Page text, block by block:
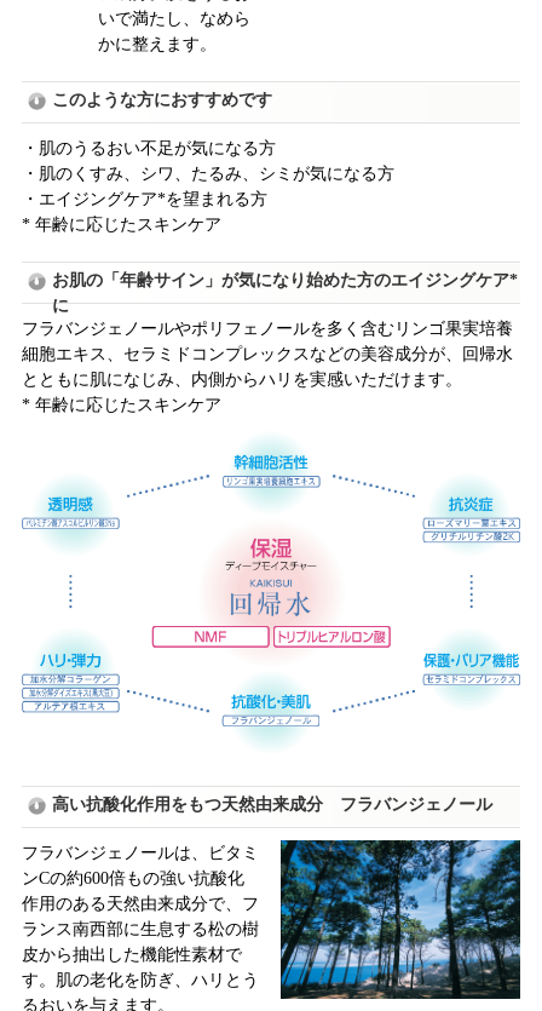
いで満たし、なめら
かに整えます。
このような方におすすめです
・肌のうるおい不足が気になる方
・肌のくすみ、シワ、たるみ、シミが気になる方
・エイジングケア*を望まれる方
* 年齢に応じたスキンケア
お肌の「年齢サイン」が気になり始めた方のエイジングケア*
に
フラバンジェノールやポリフェノールを多く含むリンゴ果実培養
細胞エキス、セラミドコンプレックスなどの美容成分が、回帰水
とともに肌になじみ、内側からハリを実感いただけます。
* 年齢に応じたスキンケア
高い抗酸化作用をもつ天然由来成分 フラバンジェノール
フラバンジェノールは、ビタミ
ンCの約600倍もの強い抗酸化
作用のある天然由来成分で、フ
ランス南西部に生息する松の樹
皮から抽出した機能性素材で
す。肌の老化を防ぎ、ハリとう
るおいを与えます。